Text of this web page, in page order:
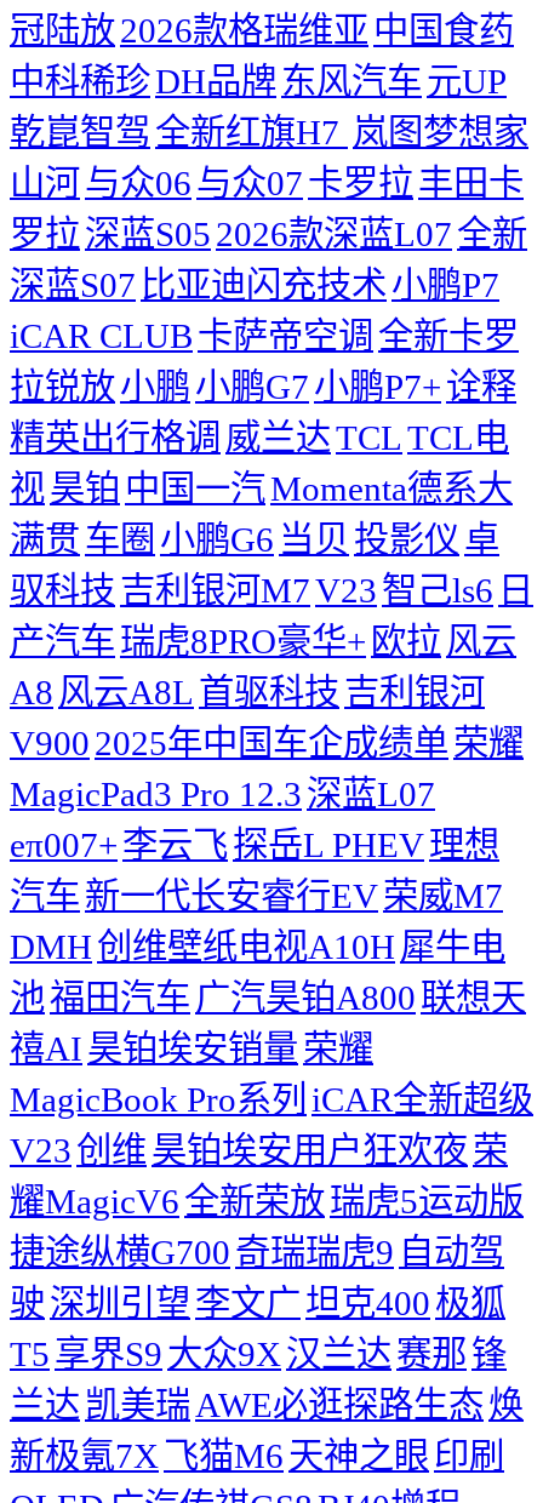
冠陆放2026款格瑞维亚 中国食药
中科稀珍DH品牌 东风汽车元UP
乾崑智驾 全新红旗H7 ​ 岚图梦想家
山河与众06与众07卡罗拉丰田卡
罗拉深蓝S052026款深蓝L07全新
深蓝S07 比亚迪闪充技术小鹏P7
iCAR CLUB卡萨帝空调 全新卡罗
拉锐放小鹏小鹏G7小鹏P7+诠释
精英出行格调 威兰达TCLTCL电
视昊铂 中国一汽Momenta德系大
满贯车圈 小鹏G6 当贝 投影仪 卓
驭科技吉利银河M7V23智己ls6 日
产汽车瑞虎8PRO豪华+ 欧拉 风云
A8 风云A8L 首驱科技吉利银河
V9002025年中国车企成绩单荣耀
MagicPad3 Pro 12.3深蓝L07
eπ007+李云飞探岳L PHEV理想
汽车新一代长安睿行EV荣威M7
DMH创维壁纸电视A10H 犀牛电
池福田汽车 广汽昊铂A800联想天
禧AI昊铂埃安销量荣耀
MagicBook Pro系列 iCAR全新超级
V23创维昊铂埃安用户狂欢夜荣
耀MagicV6全新荣放瑞虎5运动版
捷途纵横G700奇瑞瑞虎9 自动驾
驶深圳引望 李文广坦克400极狐
T5享界S9大众9X汉兰达赛那锋
兰达 凯美瑞 AWE必逛探路生态焕
新极氪7X 飞猫M6 天神之眼 印刷